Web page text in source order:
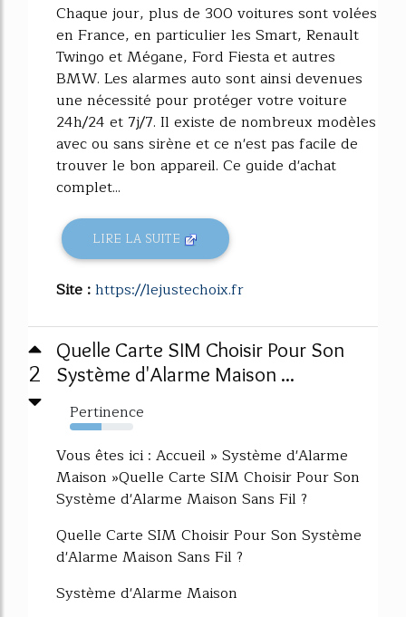
Chaque jour, plus de 300 voitures sont volées
en France, en particulier les Smart, Renault
Twingo et Mégane, Ford Fiesta et autres
BMW. Les alarmes auto sont ainsi devenues
une nécessité pour protéger votre voiture
24h/24 et 7j/7. Il existe de nombreux modèles
avec ou sans sirène et ce n'est pas facile de
trouver le bon appareil. Ce guide d'achat
complet...
LIRE LA SUITE
Site :https://lejustechoix.fr
2
Quelle Carte SIM Choisir Pour Son
Système d'Alarme Maison ...
Pertinence
50%
Vous êtes ici : Accueil » Système d'Alarme
Maison »Quelle Carte SIM Choisir Pour Son
Système d'Alarme Maison Sans Fil ?
Quelle Carte SIM Choisir Pour Son Système
d'Alarme Maison Sans Fil ?
Système d'Alarme Maison